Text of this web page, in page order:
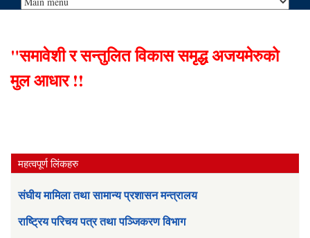
"समावेशी र सन्तुलित विकास समृद्ध अजयमेरुको
मुल आधार !!
महत्वपूर्ण लिंकहरु
संघीय मामिला तथा सामान्य प्रशासन मन्त्रालय
राष्ट्रिय परिचय पत्र तथा पञ्जिकरण विभाग